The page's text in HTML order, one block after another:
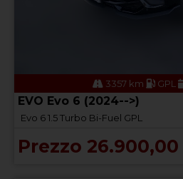
3357 km GPL
EVO Evo 6 (2024-->)
Evo 6 1.5 Turbo Bi-Fuel GPL
Prezzo